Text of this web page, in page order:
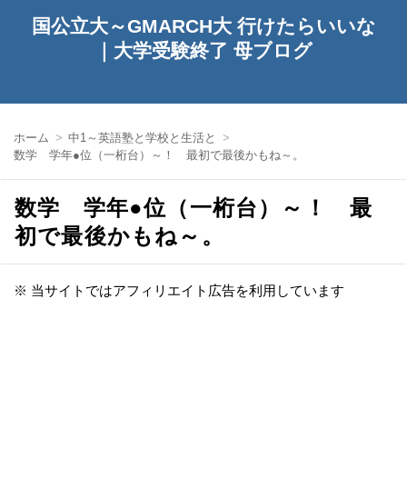
国公立大～GMARCH大 行けたらいいな
｜大学受験終了 母ブログ
ホーム
中1～英語塾と学校と生活と
数学 学年●位（一桁台）～！ 最初で最後かもね～。
数学 学年●位（一桁台）～！ 最
初で最後かもね～。
※ 当サイトではアフィリエイト広告を利用しています